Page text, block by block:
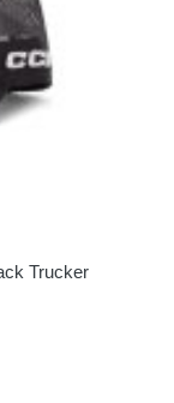
Trucker